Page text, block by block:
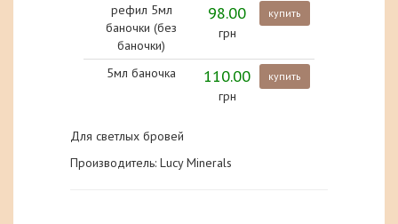
рефил 5мл
баночки (без
баночки)
98.00
грн
купить
5мл баночка 110.00
грн
купить
Для светлых бровей
Производитель: Lucy Minerals